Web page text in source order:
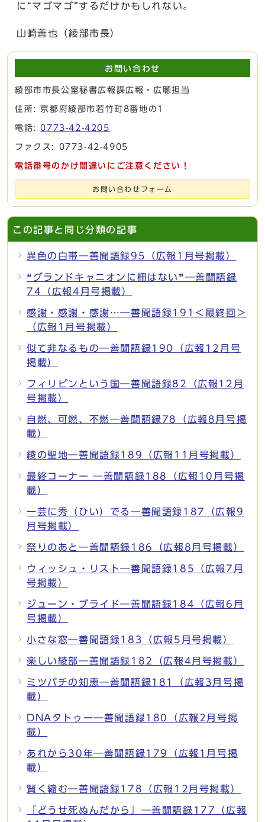
に“マゴマゴ”するだけかもしれない。
山崎善也（綾部市長）
お問い合わせ
綾部市市長公室秘書広報課広報・広聴担当
住所: 京都府綾部市若竹町8番地の1
電話:0773-42-4205
ファクス: 0773-42-4905
電話番号のかけ間違いにご注意ください！
お問い合わせフォーム
この記事と同じ分類の記事
異色の白帯―善聞語録95（広報1月号掲載）
❝グランドキャニオンに柵はない❞―善聞語録
74（広報4月号掲載）
感謝・感謝・感謝…―善聞語録191＜最終回＞
（広報1月号掲載）
似て非なるもの―善聞語録190（広報12月号
掲載）
フィリピンという国―善聞語録82（広報12月
号掲載）
自燃、可燃、不燃―善聞語録78（広報8月号掲
載）
綾の聖地―善聞語録189（広報11月号掲載）
最終コーナー ―善聞語録188（広報10月号掲
載）
一芸に秀（ひい）でる―善聞語録187（広報9
月号掲載）
祭りのあと―善聞語録186（広報8月号掲載）
ウィッシュ・リスト―善聞語録185（広報7月
号掲載）
ジューン・ブライド―善聞語録184（広報6月
号掲載）
小さな窓―善聞語録183（広報5月号掲載）
楽しい綾部―善聞語録182（広報4月号掲載）
ミツバチの知恵―善聞語録181（広報3月号掲
載）
DNAタトゥー―善聞語録180（広報2月号掲
載）
あれから30年―善聞語録179（広報1月号掲
載）
賢く縮む―善聞語録178（広報12月号掲載）
『どうせ死ぬんだから』―善聞語録177（広報